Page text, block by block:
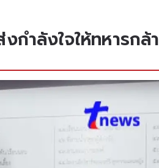
กำลังใจให้ทหารกล้า